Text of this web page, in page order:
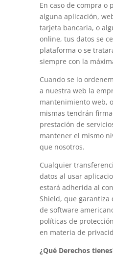
En caso de compra o
alguna aplicación,
tarjeta bancaria, o
online, tus datos se
plataforma o se
siempre con la
Cuando se lo
a nuestra web la
mantenimiento web,
mismas tendrán
prestación de
mantener el mismo
que nosotros.
Cualquier
datos al usar
estará adherida al
Shield, que garantiza
de software
políticas de
en materia de
¿Qué Derechos